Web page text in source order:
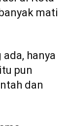
mati
ada, hanya
pun
dan